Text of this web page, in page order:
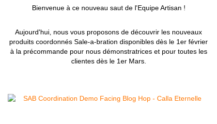
Bienvenue à ce nouveau saut de l'Equipe Artisan !
Aujourd'hui, nous vous proposons de découvrir les nouveaux
produits coordonnés Sale-a-bration disponibles dès le 1er février
à la précommande pour nous démonstratrices et pour toutes les
clientes dès le 1er Mars.